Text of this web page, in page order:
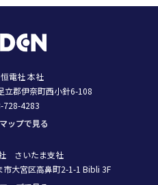
電社 本社
立郡伊奈町西小針6-108
728-4283
ップで見る
さいたま支社
大宮区高鼻町2-1-1 Bibli 3F